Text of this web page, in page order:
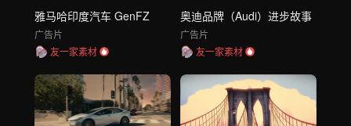
雅马哈印度汽车 GenFZ
广告片
友一家素材
奥迪品牌（Audi）进步故事
广告片
友一家素材